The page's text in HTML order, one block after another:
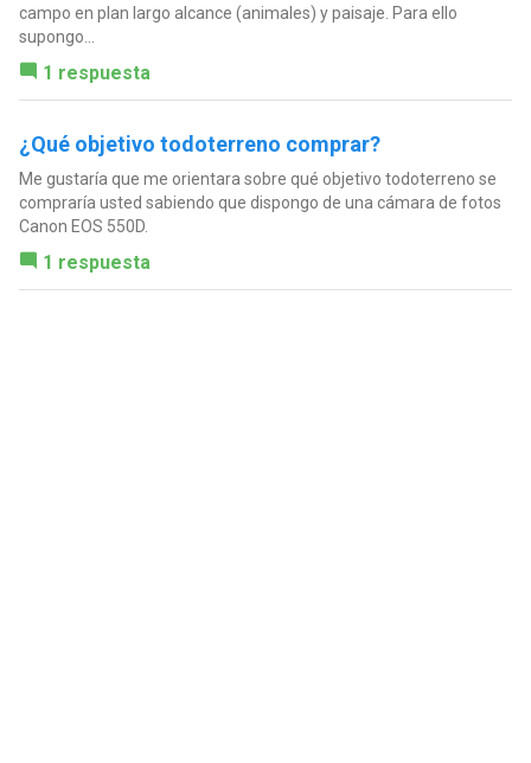
campo en plan largo alcance (animales) y paisaje. Para ello
supongo...
1 respuesta
¿Qué objetivo todoterreno comprar?
Me gustaría que me orientara sobre qué objetivo todoterreno se
compraría usted sabiendo que dispongo de una cámara de fotos
Canon EOS 550D.
1 respuesta